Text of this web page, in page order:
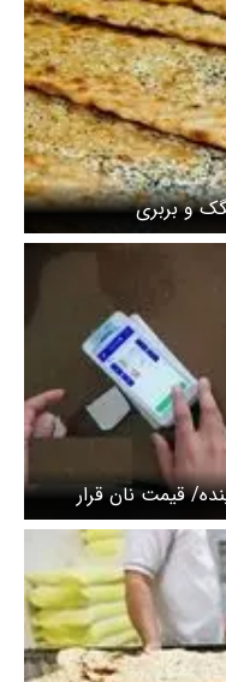
و بربری
آینده/ قیمت نان قرار